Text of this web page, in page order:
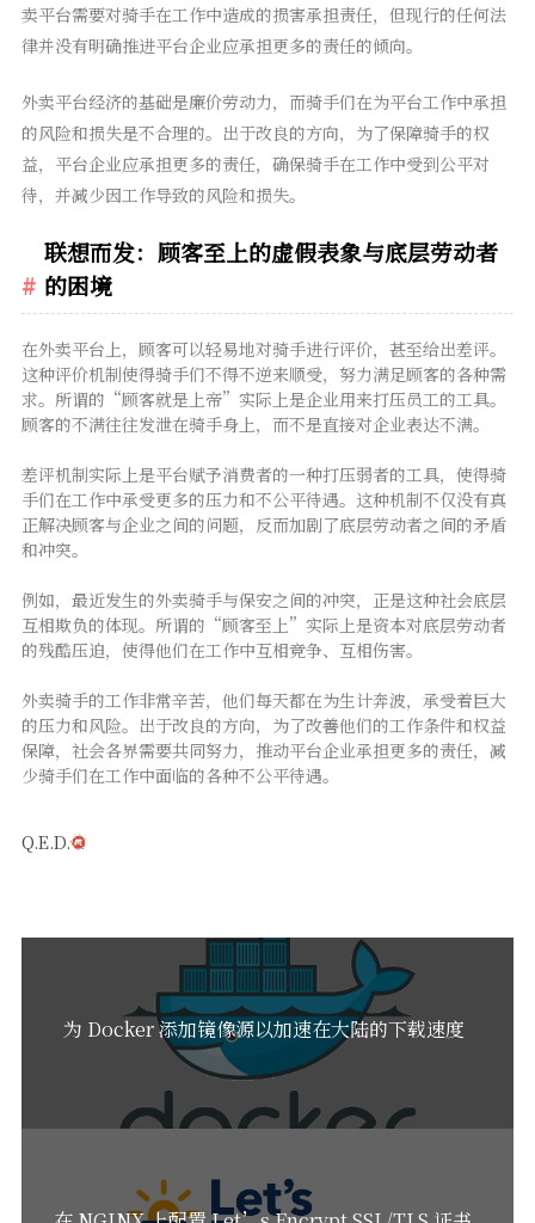
卖平台需要对骑手在工作中造成的损害承担责任，但现行的任何法
律并没有明确推进平台企业应承担更多的责任的倾向。
外卖平台经济的基础是廉价劳动力，而骑手们在为平台工作中承担
的风险和损失是不合理的。出于改良的方向，为了保障骑手的权
益，平台企业应承担更多的责任，确保骑手在工作中受到公平对
待，并减少因工作导致的风险和损失。
联想而发：顾客至上的虚假表象与底层劳动者
的困境
在外卖平台上，顾客可以轻易地对骑手进行评价，甚至给出差评。
这种评价机制使得骑手们不得不逆来顺受，努力满足顾客的各种需
求。所谓的“顾客就是上帝”实际上是企业用来打压员工的工具。
顾客的不满往往发泄在骑手身上，而不是直接对企业表达不满。
差评机制实际上是平台赋予消费者的一种打压弱者的工具，使得骑
手们在工作中承受更多的压力和不公平待遇。这种机制不仅没有真
正解决顾客与企业之间的问题，反而加剧了底层劳动者之间的矛盾
和冲突。
例如，最近发生的外卖骑手与保安之间的冲突，正是这种社会底层
互相欺负的体现。所谓的“顾客至上”实际上是资本对底层劳动者
的残酷压迫，使得他们在工作中互相竞争、互相伤害。
外卖骑手的工作非常辛苦，他们每天都在为生计奔波，承受着巨大
的压力和风险。出于改良的方向，为了改善他们的工作条件和权益
保障，社会各界需要共同努力，推动平台企业承担更多的责任，减
少骑手们在工作中面临的各种不公平待遇。
Q.E.D.
为 Docker 添加镜像源以加速在大陆的下载速度